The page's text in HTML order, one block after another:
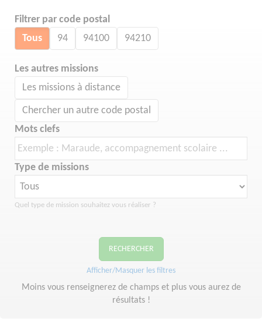
Filtrer par code postal
Tous 94 94100 94210
Les autres missions
Les missions à distance
Chercher un autre code postal
Mots clefs
Type de missions
Quel type de mission souhaitez vous réaliser ?
RECHERCHER
Afficher/Masquer les filtres
Moins vous renseignerez de champs et plus vous aurez de
résultats !